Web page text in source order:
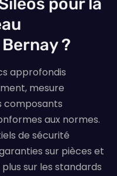
pour la
?
approfondis
mesure
composants
aux normes.
de sécurité
sur pièces et
sur les standards